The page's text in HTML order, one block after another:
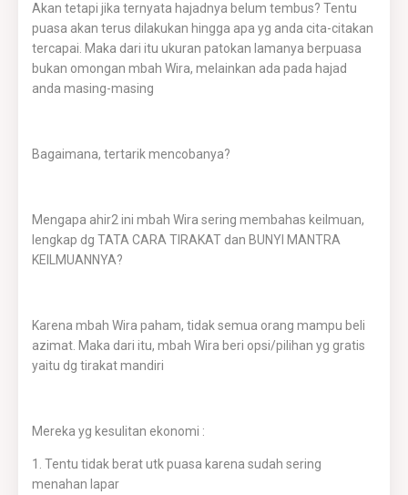
Akan tetapi jika ternyata hajadnya belum tembus? Tentu
puasa akan terus dilakukan hingga apa yg anda cita-citakan
tercapai. Maka dari itu ukuran patokan lamanya berpuasa
bukan omongan mbah Wira, melainkan ada pada hajad
anda masing-masing
Bagaimana, tertarik mencobanya?
Mengapa ahir2 ini mbah Wira sering membahas keilmuan,
lengkap dg TATA CARA TIRAKAT dan BUNYI MANTRA
KEILMUANNYA?
Karena mbah Wira paham, tidak semua orang mampu beli
azimat. Maka dari itu, mbah Wira beri opsi/pilihan yg gratis
yaitu dg tirakat mandiri
Mereka yg kesulitan ekonomi :
1. Tentu tidak berat utk puasa karena sudah sering
menahan lapar